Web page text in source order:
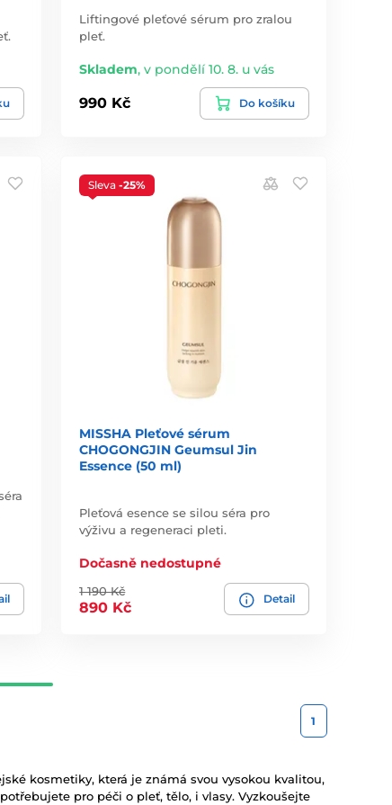
Liftingové pleťové sérum pro zralou
pleť.
Skladem,v pondělí 10. 8. u vás
990 Kč Do košíku
Sleva-25%
MISSHA Pleťové sérum
CHOGONGJIN Geumsul Jin
Essence (50 ml)
Pleťová esence se silou séra pro
výživu a regeneraci pleti.
Dočasně nedostupné
1 190 Kč
890 Kč
Detail
1
kosmetiky, která je známá svou vysokou kvalitou,
pro péči o pleť, tělo, i vlasy. Vyzkoušejte